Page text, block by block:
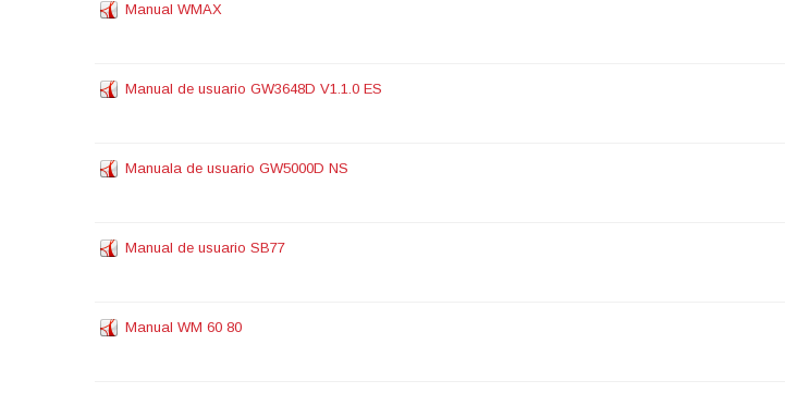
Manual WMAX
Manual de usuario GW3648D V1.1.0 ES
Manuala de usuario GW5000D NS
Manual de usuario SB77
Manual WM 60 80